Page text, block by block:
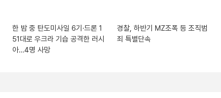
한 밤 중 탄도미사일 6기·드론 1
51대로 우크라 기습 공격한 러시
아…4명 사망
경찰, 하반기 MZ조폭 등 조직범
죄 특별단속